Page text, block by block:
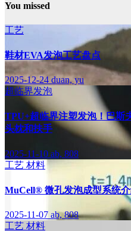
You missed
工艺
鞋材EVA发泡工艺盘点
2025-12-24duan, yu
超临界发泡
TPU+超临界注塑发泡！巴斯
头枕和扶手
2025-11-10 ab, 808
工艺 材料
MuCell® 微孔发泡成型系统
2025-11-07 ab, 808
工艺 材料